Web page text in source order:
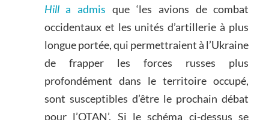
Hilla admis que ‘les avions de combat
occidentaux et les unités d’artillerie à plus
longue portée, qui permettraient à l’Ukraine
de frapper les forces russes plus
profondément dans le territoire occupé,
sont susceptibles d’être le prochain débat
pour l’OTAN’. Si le schéma ci-dessus se